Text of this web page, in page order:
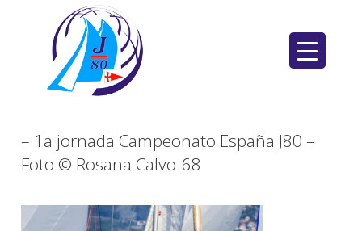
– 1a jornada Campeonato España J80 –
Foto © Rosana Calvo-68